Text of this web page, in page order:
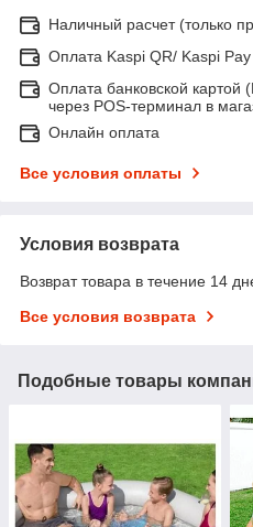
Наличный расчет (только
Оплата Kaspi QR/ Kaspi
Оплата банковской картой
через POS-терминал в
Онлайн оплата
Все условия оплаты
Условия возврата
Возврат товара в течение 14
Все условия возврата
Подобные товары